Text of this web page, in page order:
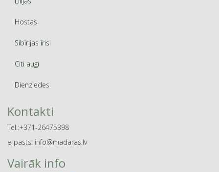
Hostas
Sibīrijas īrisi
Citi augi
Dienziedes
Kontakti
Tel.:+371-26475398
e-pasts: info@madaras.lv
Vairāk info